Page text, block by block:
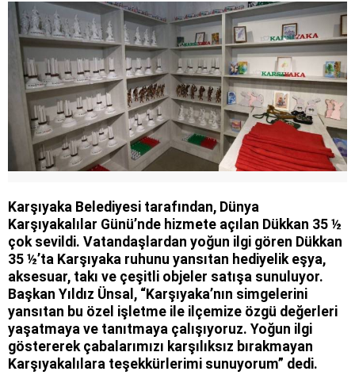
Karşıyaka Belediyesi tarafından, Dünya
Karşıyakalılar Günü’nde hizmete açılan Dükkan 35 ½
çok sevildi. Vatandaşlardan yoğun ilgi gören Dükkan
35 ½’ta Karşıyaka ruhunu yansıtan hediyelik eşya,
aksesuar, takı ve çeşitli objeler satışa sunuluyor.
Başkan Yıldız Ünsal, “Karşıyaka’nın simgelerini
yansıtan bu özel işletme ile ilçemize özgü değerleri
yaşatmaya ve tanıtmaya çalışıyoruz. Yoğun ilgi
göstererek çabalarımızı karşılıksız bırakmayan
Karşıyakalılara teşekkürlerimi sunuyorum” dedi.